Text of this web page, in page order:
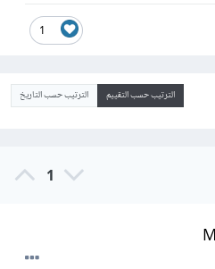
1
الترتيب حسب التقييم الترتيب حسب التاريخ
1